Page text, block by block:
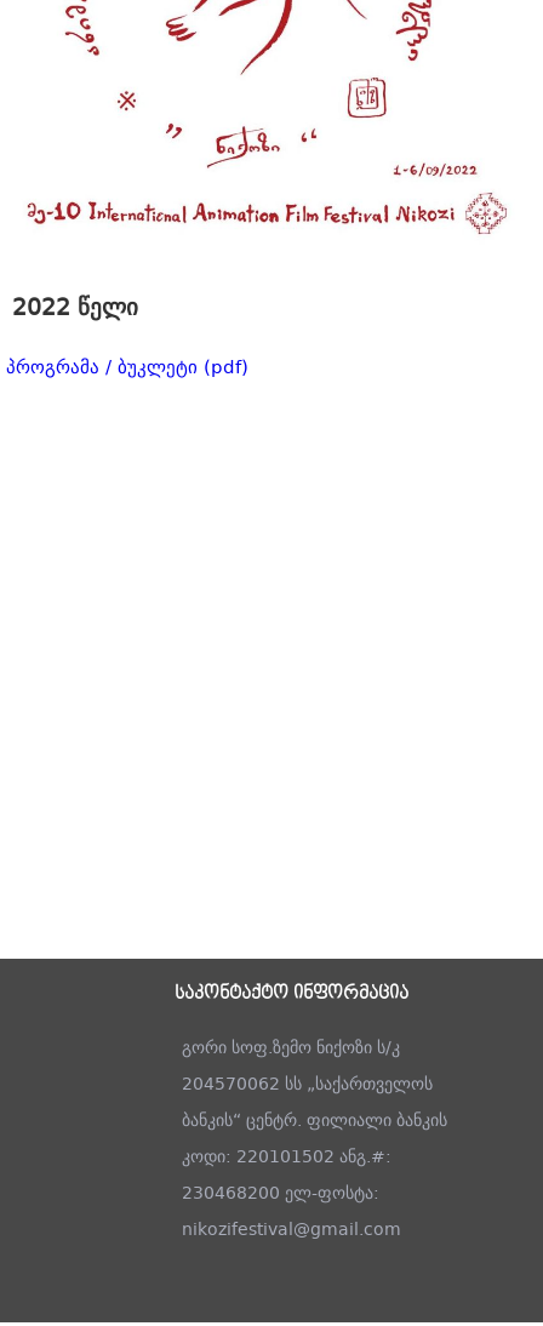
2022 წელი
პროგრამა / ბუკლეტი (pdf)
საკონტაქტო ინფორმაცია
გორი სოფ.ზემო ნიქოზი ს/კ
204570062 სს „საქართველოს
ბანკის“ ცენტრ. ფილიალი ბანკის
კოდი: 220101502 ანგ.#:
230468200 ელ-ფოსტა:
nikozifestival@gmail.com